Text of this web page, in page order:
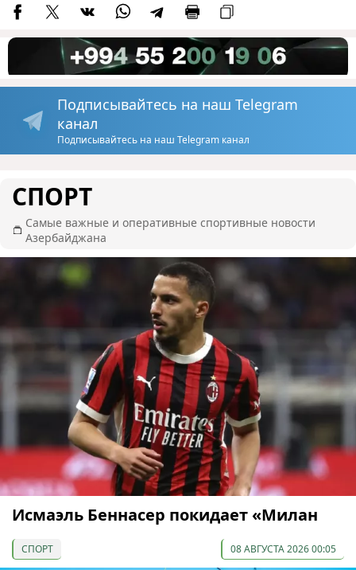
Подписывайтесь на наш Telegram
канал
Подписывайтесь на наш Telegram канал
СПОРТ
Самые важные и оперативные спортивные новости
Азербайджана
Исмаэль Беннасер покидает «Милан
СПОРТ 08 АВГУСТА 2026 00:05